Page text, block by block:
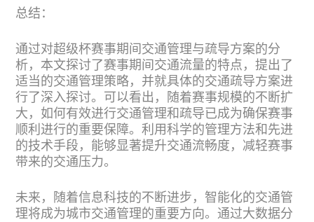
总结：
通过对超级杯赛事期间交通管理与疏导方案的分
析，本文探讨了赛事期间交通流量的特点，提出了
适当的交通管理策略，并就具体的交通疏导方案进
行了深入探讨。可以看出，随着赛事规模的不断扩
大，如何有效进行交通管理和疏导已成为确保赛事
顺利进行的重要保障。利用科学的管理方法和先进
的技术手段，能够显著提升交通流畅度，减轻赛事
带来的交通压力。
未来，随着信息科技的不断进步，智能化的交通管
理将成为城市交通管理的重要方向。通过大数据分